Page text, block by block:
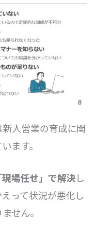
人営業の育成に関
ます。
現場任せ」で解決し
って状況が悪化し
せん。